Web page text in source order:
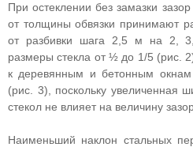
При остеклении без замазки
от толщины обвязки принимают
от разбивки шага 2,5 м на 2,
размеры стекла от ½ до 1/5 (рис.
к деревянным и бетонным окнам
(рис. 3), поскольку увеличенная
стекол не влияет на величину
Наименьший наклон стальных